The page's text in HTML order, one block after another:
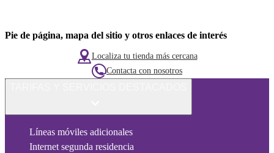
Pie de página, mapa del sitio y otros enlaces de interés
Localiza tu tienda más cercana
Contacta con nosotros
Líneas móviles adicionales
Internet segunda residencia